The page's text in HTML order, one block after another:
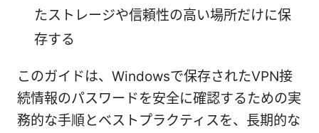
たストレージや信頼性の高い場所だけに保
存する
このガイドは、Windowsで保存されたVPN接
続情報のパスワードを安全に確認するための実
務的な手順とベストプラクティスを、長期的な